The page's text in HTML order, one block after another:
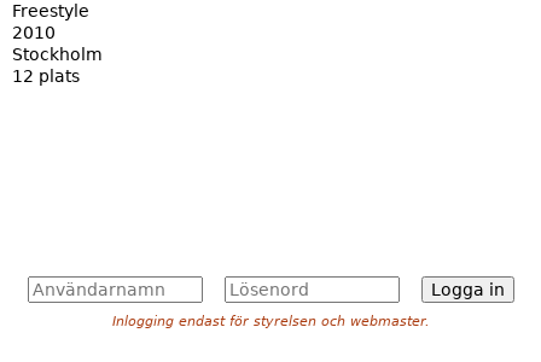
Freestyle
2010
Stockholm
12 plats
A
n
L
ö
s
Inlogging endast för styrelsen och webmaster.